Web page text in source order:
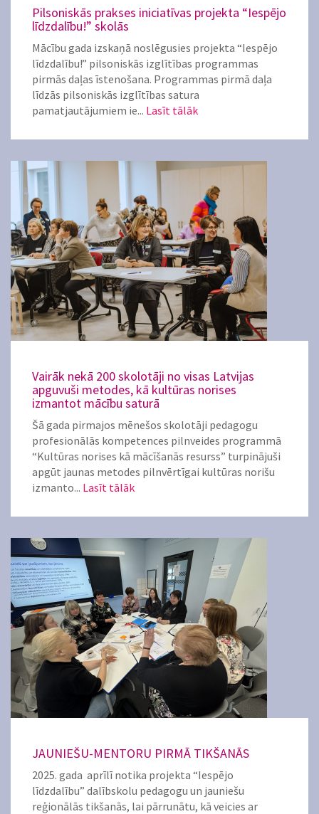
Pilsoniskās prakses iniciatīvas projekta “Iespējo
līdzdalību!” skolās
Mācību gada izskaņā noslēgusies projekta “Iespējo
līdzdalību!” pilsoniskās izglītības programmas
pirmās daļas īstenošana. Programmas pirmā daļa
līdzās pilsoniskās izglītības satura
pamatjautājumiem ie... Lasīt tālāk
Vairāk nekā 200 skolotāji no visas Latvijas
apguvuši metodes, kā kultūras norises
izmantot mācību saturā
Šā gada pirmajos mēnešos skolotāji pedagogu
profesionālās kompetences pilnveides programmā
“Kultūras norises kā mācīšanās resurss” turpinājuši
apgūt jaunas metodes pilnvērtīgai kultūras norišu
izmanto... Lasīt tālāk
JAUNIEŠU-MENTORU PIRMĀ TIKŠANĀS
2025. gada aprīlī notika projekta “Iespējo
līdzdalību” dalībskolu pedagogu un jauniešu
reģionālās tikšanās, lai pārrunātu, kā veicies ar